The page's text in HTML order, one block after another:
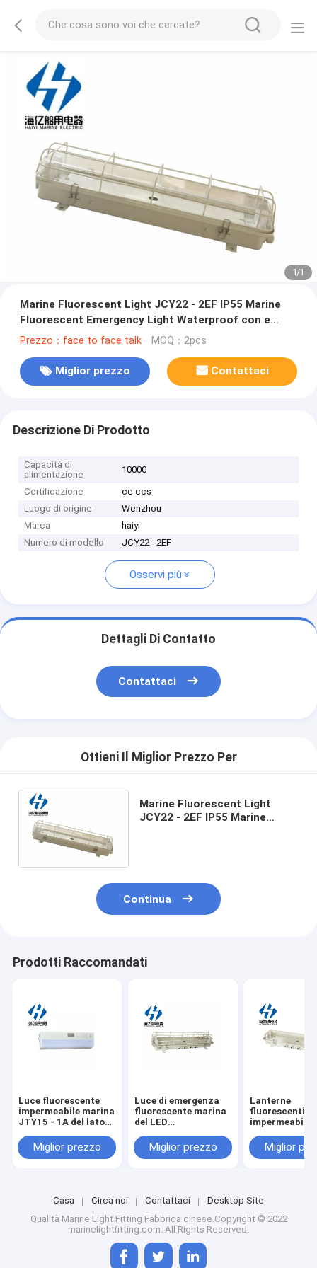
1/1
Marine Fluorescent Light JCY22 - 2EF IP55 Marine
Fluorescent Emergency Light Waterproof con e
Mesh Cover
Prezzo：face to face talk MOQ：2pcs
Miglior prezzo Contattaci
Descrizione Di Prodotto
Capacità di
alimentazione
10000
Certificazione
ce ccs
Luogo di origine
Wenzhou
Marca
haiyi
Numero di modello
JCY22 - 2EF
Osservi più
Dettagli Di Contatto
Contattaci
Ottieni Il Miglior Prezzo Per
Marine Fluorescent Light
JCY22 - 2EF IP55 Marine
Continua
Prodotti Raccomandati
Luce fluorescente
impermeabile marina
JTY15 - 1A del lato
Fluorescent Light
IP20
Miglior prezzo
Luce di emergenza
fluorescente marina
del LED
Mesh Cover jcy24-
2ef
Miglior prezzo
Lanterne
fluorescenti
impermeabili
l'emergenza
2e
Miglior
Casa Circa noi Contattaci
Desktop Site
Qualità Marine Light Fitting Fabbrica cinese.Copyright © 2022
marinelightfitting.com. All Rights Reserved.